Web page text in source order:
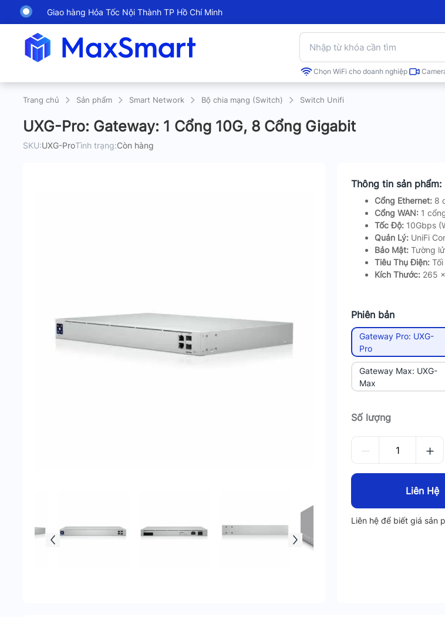
Giao hàng Hỏa Tốc Nội Thành TP Hồ Chí Minh
Chọn WiFi cho doanh nghiệp
Trang chủ Sản phẩm Smart Network Bộ chia mạng (Switch) Switch Unifi
UXG-Pro: Gateway: 1 Cổng 10G, 8 Cổng Gigabit
SKU:UXG-ProTình trạng:Còn hàng
Thông tin sản phẩm:
Cổng Ethernet: 8
Cổng WAN: 1
Tốc Độ: 10Gbps
Quản Lý: UniFi
Bảo Mật: Tường
Tiêu Thụ Điện:
Kích Thước: 265
Phiên bản
Gateway Pro: UXG-
Pro
Gateway Max: UXG-
Max
Số lượng
Liên Hệ
Liên hệ để biết giá sản